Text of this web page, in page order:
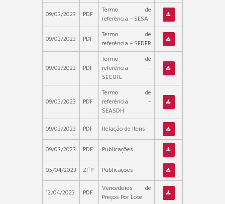
09/03/2023
PDF
Termo de
referência – SESA
09/03/2023
PDF
Termo de
referência – SEDER
09/03/2023 PDF
Termo de
referência –
SECUTE
09/03/2023 PDF
Termo de
referência –
SEASDH
09/03/2023
PDF Relação de Itens
09/03/2023 PDF Publicações
05/04/2023 ZI`P Publicações
12/04/2023 PDF
Vencedores de
Preços Por Lote